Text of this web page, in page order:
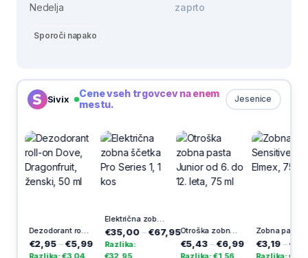
Nedelja zaprto
Sporoči napako
Sivix Jesenice
Cene vseh trgovcev na enem
mestu.
Dezodorant roll-on Dove, Dragonfruit, ženski, 50 ml
€2,95– €5,99
Razlika: €3,04
Električna zobna ščetka Pro Series 1, 1 kos
€35,00 – €67,95
Razlika:
€32,95
Otroška zobna pasta Junior od 6. do 12. leta, 75 ml
€5,43– €6,99
Razlika: €1,56
Zobna pasta Sensitive, Elmex, 75 ml
€3,19–€5,49
Razlika: €2,30